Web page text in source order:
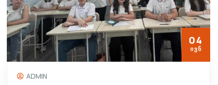
04
ᲘᲕᲜ
ADMIN